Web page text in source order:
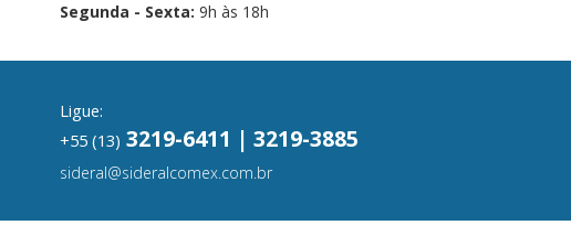
Segunda - Sexta: 9h às 18h
Ligue:
+55 (13) 3219-6411 | 3219-3885
sideral@sideralcomex.com.br